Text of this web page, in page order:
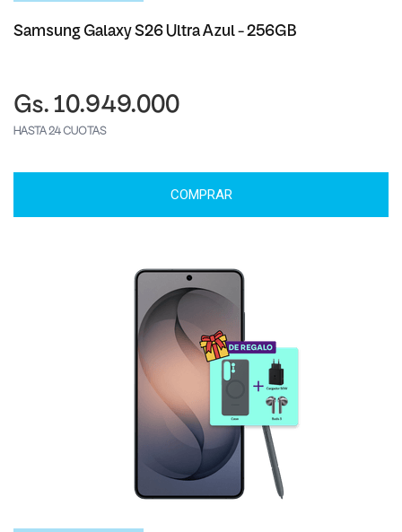
Samsung Galaxy S26 Ultra Azul - 256GB
Gs. 10.949.000
HASTA 24 CUOTAS
COMPRAR